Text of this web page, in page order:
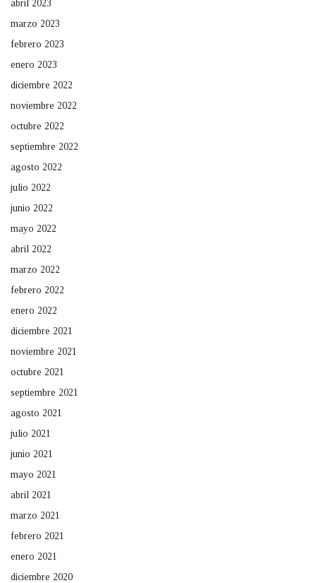
abril 2023
marzo 2023
febrero 2023
enero 2023
diciembre 2022
noviembre 2022
octubre 2022
septiembre 2022
agosto 2022
julio 2022
junio 2022
mayo 2022
abril 2022
marzo 2022
febrero 2022
enero 2022
diciembre 2021
noviembre 2021
octubre 2021
septiembre 2021
agosto 2021
julio 2021
junio 2021
mayo 2021
abril 2021
marzo 2021
febrero 2021
enero 2021
diciembre 2020